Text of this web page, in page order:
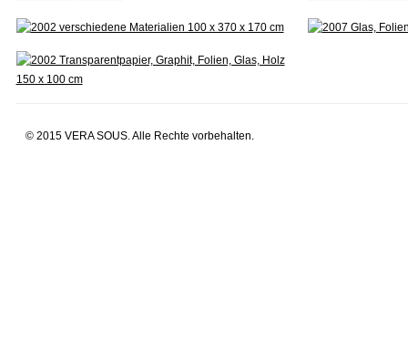
© 2015 VERA SOUS. Alle Rechte vorbehalten.